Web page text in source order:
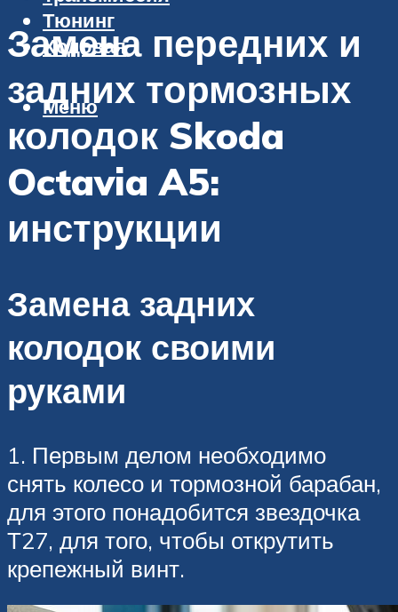
Тюнинг
Ходовая
Меню
Замена передних и
задних тормозных
колодок Skoda
Octavia A5:
инструкции
Замена задних
колодок своими
руками
1. Первым делом необходимо
снять колесо и тормозной барабан,
для этого понадобится звездочка
Т27, для того, чтобы открутить
крепежный винт.